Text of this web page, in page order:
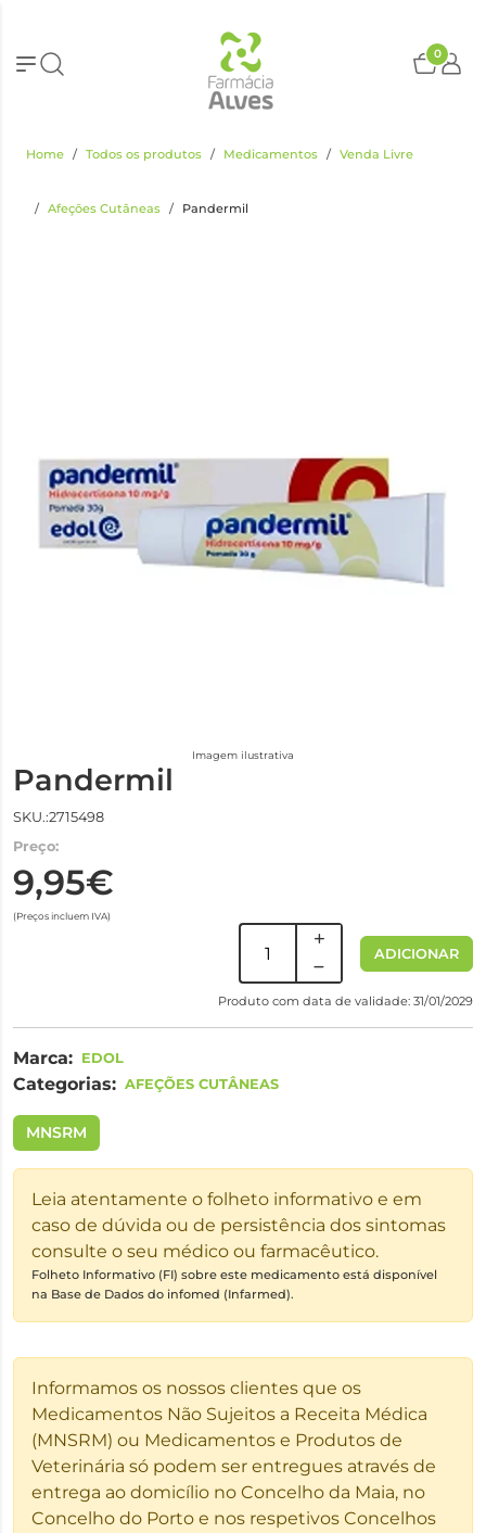
0
Home Todos os produtos Medicamentos Venda Livre
Afeções Cutâneas Pandermil
Imagem ilustrativa
Pandermil
SKU.:2715498
Preço:
9,95€
(Preços incluem IVA)
ADICIONAR
Produto com data de validade: 31/01/2029
Marca: EDOL
Categorias: AFEÇÕES CUTÂNEAS
MNSRM
Leia atentamente o folheto informativo e em
caso de dúvida ou de persistência dos sintomas
consulte o seu médico ou farmacêutico.
Folheto Informativo (FI) sobre este medicamento está disponível
na Base de Dados do infomed (Infarmed).
Informamos os nossos clientes que os
Medicamentos Não Sujeitos a Receita Médica
(MNSRM) ou Medicamentos e Produtos de
Veterinária só podem ser entregues através de
entrega ao domicílio no Concelho da Maia, no
Concelho do Porto e nos respetivos Concelhos